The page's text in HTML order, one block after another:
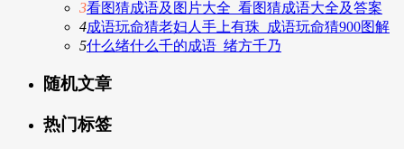
3看图猜成语及图片大全_看图猜成语大全及答案
4成语玩命猜老妇人手上有珠_成语玩命猜900图解
5什么绪什么千的成语_绪方千乃
随机文章
热门标签